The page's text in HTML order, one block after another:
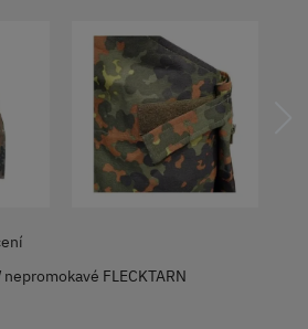
FLECKTARN